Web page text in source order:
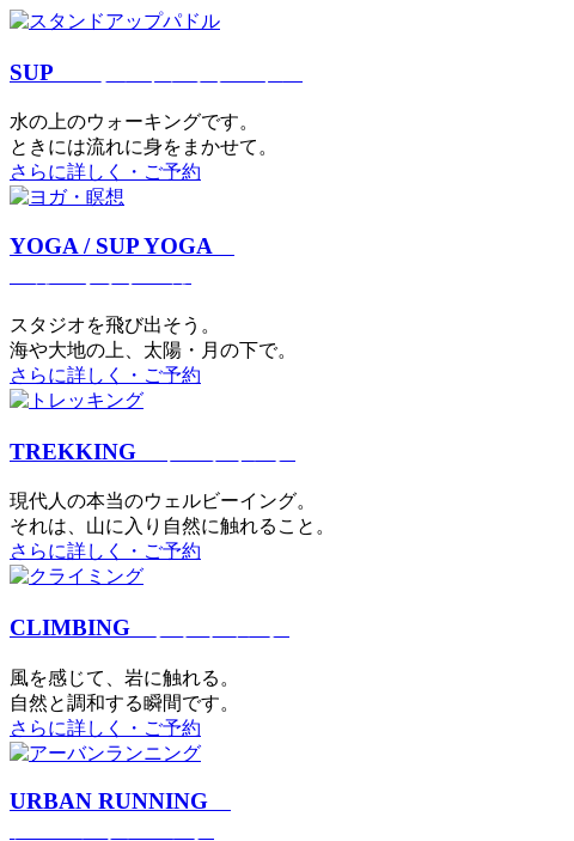
SUP
⽔の上のウォーキングです。
ときには流れに身をまかせて。
さらに詳しく・ご予約
YOGA / SUP YOGA
スタジオを⾶び出そう。
海や大地の上、太陽・⽉の下で。
さらに詳しく・ご予約
TREKKING
現代⼈の本当のウェルビーイング。
それは、⼭に⼊り⾃然に触れること。
さらに詳しく・ご予約
CLIMBING
⾵を感じて、岩に触れる。
⾃然と調和する瞬間です。
さらに詳しく・ご予約
URBAN RUNNING